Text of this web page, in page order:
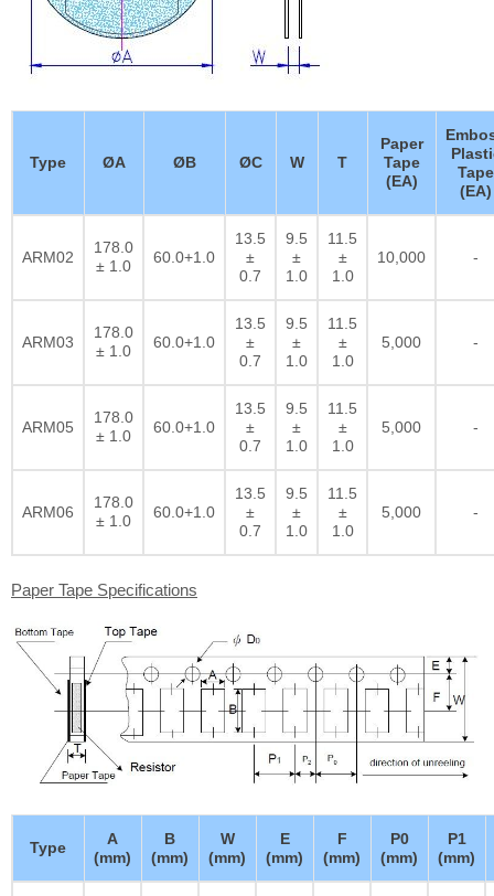
Type ØA ØB ØC W T
Paper
Tape
(EA)
Tape
(EA)
ARM02
178.0
± 1.0
60.0+1.0
13.5
±
0.7
9.5
±
1.0
11.5
±
1.0
10,000 -
ARM03
178.0
± 1.0
60.0+1.0
13.5
±
0.7
9.5
±
1.0
11.5
±
1.0
5,000 -
ARM05
178.0
± 1.0
60.0+1.0
13.5
±
0.7
9.5
±
1.0
11.5
±
1.0
5,000 -
ARM06
178.0
± 1.0
60.0+1.0
13.5
±
0.7
9.5
±
1.0
11.5
±
1.0
5,000 -
Paper Tape Specifications
Type
A
(mm)
B
(mm)
W
(mm)
E
(mm)
F
(mm)
P0
(mm)
P1
(mm)